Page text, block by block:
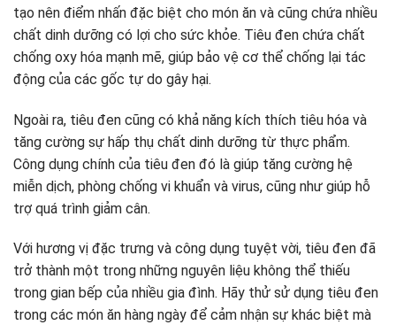
tạo nên điểm nhấn đặc biệt cho món ăn và cũng chứa nhiều
chất dinh dưỡng có lợi cho sức khỏe. Tiêu đen chứa chất
chống oxy hóa mạnh mẽ, giúp bảo vệ cơ thể chống lại tác
động của các gốc tự do gây hại.
Ngoài ra, tiêu đen cũng có khả năng kích thích tiêu hóa và
tăng cường sự hấp thụ chất dinh dưỡng từ thực phẩm.
Công dụng chính của tiêu đen đó là giúp tăng cường hệ
miễn dịch, phòng chống vi khuẩn và virus, cũng như giúp hỗ
trợ quá trình giảm cân.
Với hương vị đặc trưng và công dụng tuyệt vời, tiêu đen đã
trở thành một trong những nguyên liệu không thể thiếu
trong gian bếp của nhiều gia đình. Hãy thử sử dụng tiêu đen
trong các món ăn hàng ngày để cảm nhận sự khác biệt mà